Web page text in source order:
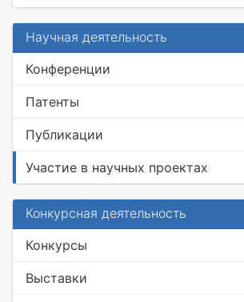
Научная деятельность
Конференции
Патенты
Публикации
Участие в научных проектах
Конкурсная деятельность
Конкурсы
Выставки